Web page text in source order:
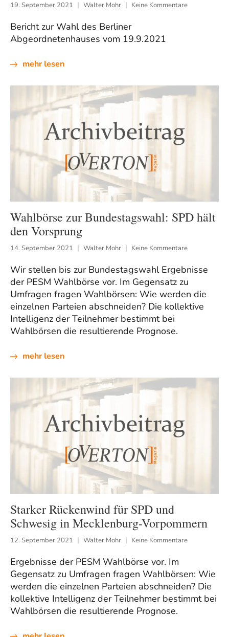
19. September 2021 Walter Mohr Keine Kommentare
Bericht zur Wahl des Berliner
Abgeordnetenhauses vom 19.9.2021
mehr lesen
Wahlbörse zur Bundestagswahl: SPD hält
den Vorsprung
14. September 2021 Walter Mohr Keine Kommentare
Wir stellen bis zur Bundestagswahl Ergebnisse
der PESM Wahlbörse vor. Im Gegensatz zu
Umfragen fragen Wahlbörsen: Wie werden die
einzelnen Parteien abschneiden? Die kollektive
Intelligenz der Teilnehmer bestimmt bei
Wahlbörsen die resultierende Prognose.
mehr lesen
Starker Rückenwind für SPD und
Schwesig in Mecklenburg-Vorpommern
12. September 2021 Walter Mohr Keine Kommentare
Ergebnisse der PESM Wahlbörse vor. Im
Gegensatz zu Umfragen fragen Wahlbörsen: Wie
werden die einzelnen Parteien abschneiden? Die
kollektive Intelligenz der Teilnehmer bestimmt bei
Wahlbörsen die resultierende Prognose.